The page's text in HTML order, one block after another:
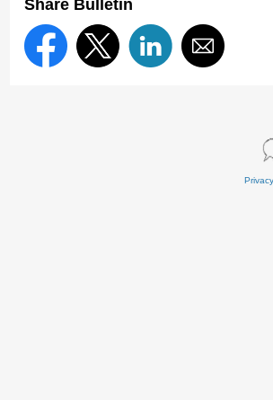
Share Bulletin